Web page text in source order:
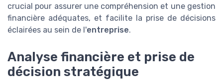
crucial pour assurer une compréhension et une gestion
financière adéquates, et facilite la prise de décisions
éclairées au sein de l'entreprise.
Analyse financière et prise de
décision stratégique